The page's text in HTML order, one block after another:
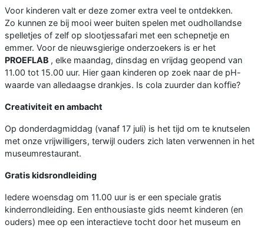
Voor kinderen valt er deze zomer extra veel te ontdekken.
Zo kunnen ze bij mooi weer buiten spelen met oudhollandse
spelletjes of zelf op slootjessafari met een schepnetje en
emmer. Voor de nieuwsgierige onderzoekers is er het
PROEFLAB , elke maandag, dinsdag en vrijdag geopend van
11.00 tot 15.00 uur. Hier gaan kinderen op zoek naar de pH-
waarde van alledaagse drankjes. Is cola zuurder dan koffie?
Creativiteit en ambacht
Op donderdagmiddag (vanaf 17 juli) is het tijd om te knutselen
met onze vrijwilligers, terwijl ouders zich laten verwennen in het
museumrestaurant.
Gratis kidsrondleiding
Iedere woensdag om 11.00 uur is er een speciale gratis
kinderrondleiding. Een enthousiaste gids neemt kinderen (en
ouders) mee op een interactieve tocht door het museum en